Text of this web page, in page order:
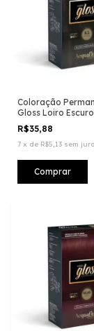
Coloração
Gloss Loiro Escuro
Acinzentado 6.1
R$35,88
7 x de R$5,13 sem